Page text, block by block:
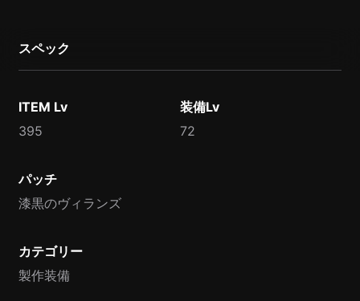
スペック
ITEM Lv
395
装備Lv
72
パッチ
漆黒のヴィランズ
カテゴリー
製作装備